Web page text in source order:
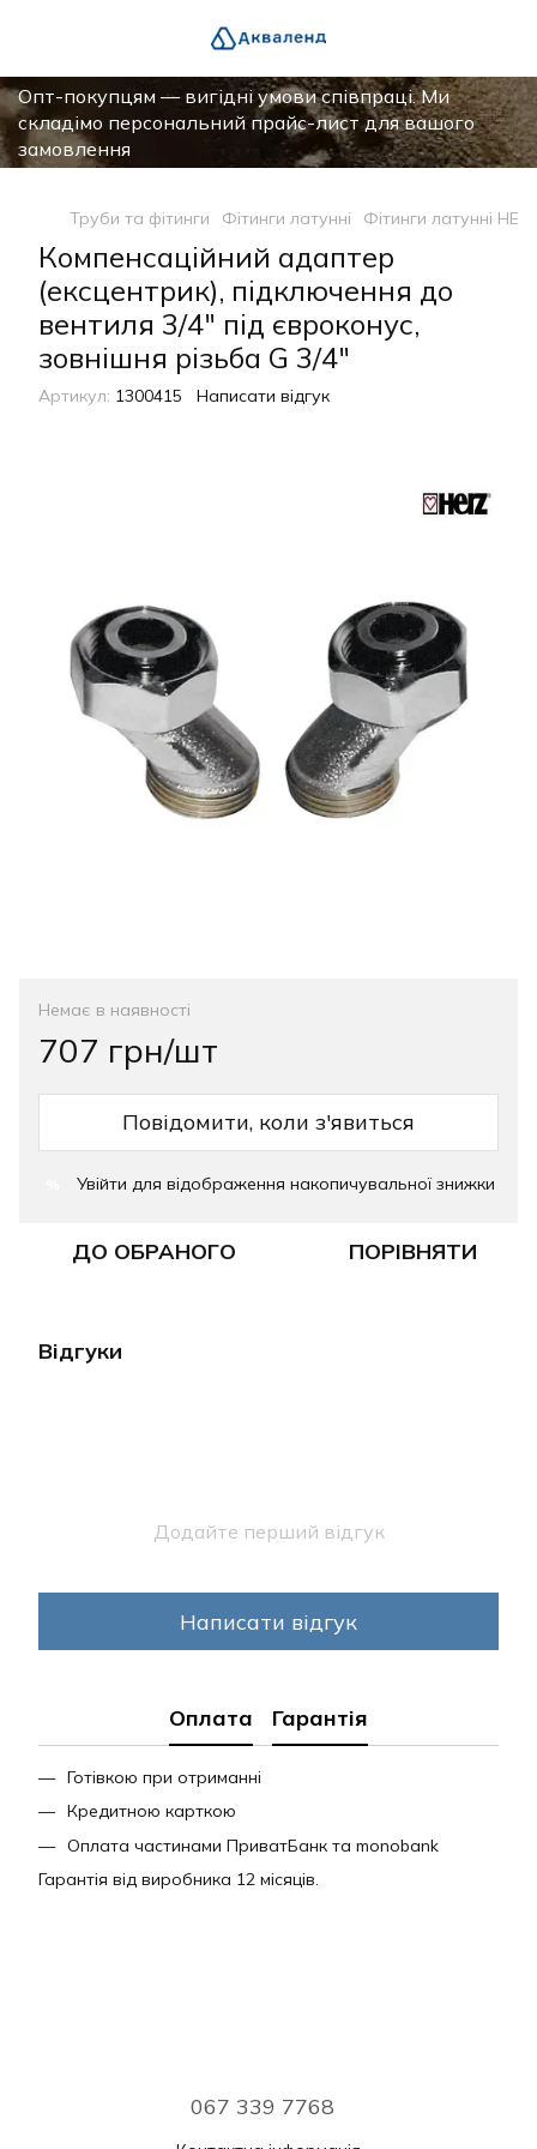
Опт-покупцям — вигідні умови співпраці. Ми
складімо персональний прайс-лист для вашого
замовлення
Труби та фітинги Фітинги латунні Фітинги латунні
Компенсаційний адаптер
(ексцентрик), підключення до
вентиля 3/4" під євроконус,
зовнішня різьба G 3/4"
Артикул: 1300415 Написати відгук
Немає в наявності
707 грн/шт
Повідомити, коли з'явиться
Увійти для відображення накопичувальної знижки
ДО ОБРАНОГО ПОРІВНЯТИ
Відгуки
Додайте перший відгук
Написати відгук
Оплата Гарантія
Готівкою при отриманні
Кредитною карткою
Оплата частинами ПриватБанк та monobank
Гарантія від виробника 12 місяців.
067 339 7768